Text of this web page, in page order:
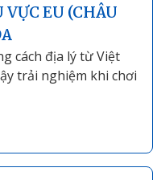
EU (CHÂU
cách địa lý từ Việt
trải nghiệm khi chơi